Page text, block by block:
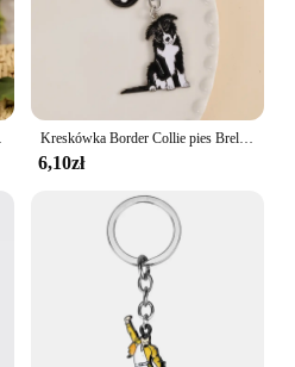
Kreskówka Border Collie pies Brelok do kluczy Torba Zawieszki Śliczne zwierzęce zawieszki dla psa Modne akcesoria do breloków Prezenty
6,10zł